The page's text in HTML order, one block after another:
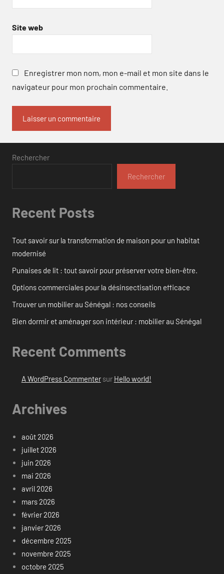
Site web
Enregistrer mon nom, mon e-mail et mon site dans le
navigateur pour mon prochain commentaire.
Rechercher
Rechercher
Recent Posts
Tout savoir sur la transformation de maison pour un habitat
modernisé
Punaises de lit : tout savoir pour préserver votre bien-être.
Options commerciales pour la désinsectisation efficace
Trouver un mobilier au Sénégal : nos conseils
Bien dormir et aménager son intérieur : mobilier au Sénégal
Recent Comments
A WordPress Commentersur Hello world!
Archives
août 2026
juillet 2026
juin 2026
mai 2026
avril 2026
mars 2026
février 2026
janvier 2026
décembre 2025
novembre 2025
octobre 2025